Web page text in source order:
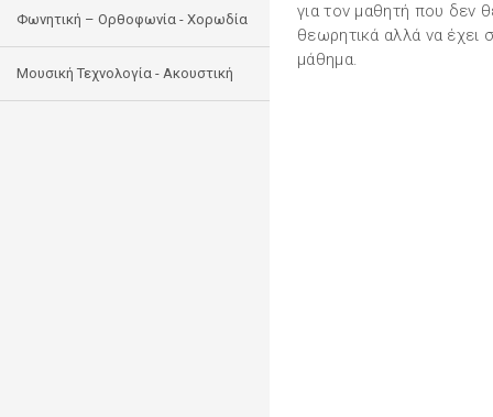
Φωνητική – Ορθοφωνία - Χορωδία
Μουσική Τεχνολογία - Ακουστική
για τον μαθητή που δεν
θεωρητικά αλλά να έχει
μάθημα.